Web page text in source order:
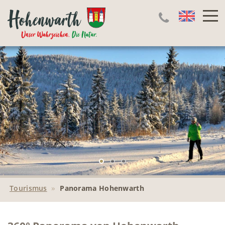
Tourismus » Panorama Hohenwarth